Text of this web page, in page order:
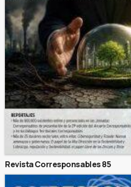
Revista Corresponsables 85